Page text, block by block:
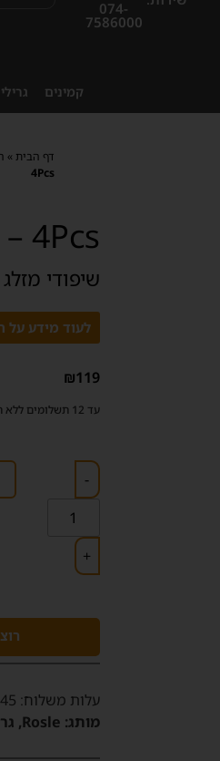
074-
7586000
קמינים
דף הבית »
4Pcs
4Pcs
שיפודי מזלג - 4
לעוד מידע על
₪119
עד 12 תשלומים ללא ריבית
-
+
‫עלות משלוח‬: 45 ₪
מותג: Rosle, גרמניה